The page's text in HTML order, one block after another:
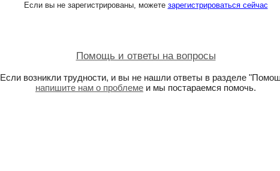
Если вы не зарегистрированы, можете зарегистрироваться сейчас
Помощь и ответы на вопросы
Если возникли трудности, и вы не нашли ответы в разделе
напишите нам о проблеме и мы постараемся помочь.